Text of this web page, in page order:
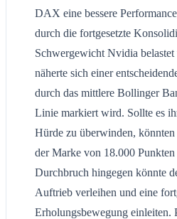
DAX eine bessere
durch die fortgesetzte
Schwergewicht Nvidia
näherte sich einer
durch das mittlere Bollinger
Linie markiert wird. Sollte es
Hürde zu überwinden, könnten
der Marke von 18.000
Durchbruch hingegen könnte
Auftrieb verleihen und eine
Erholungsbewegung einleiten.